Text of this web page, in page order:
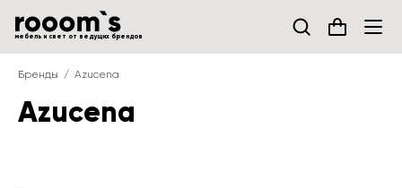
мебель и свет от ведущих брендов
Бренды Azucena
Azucena